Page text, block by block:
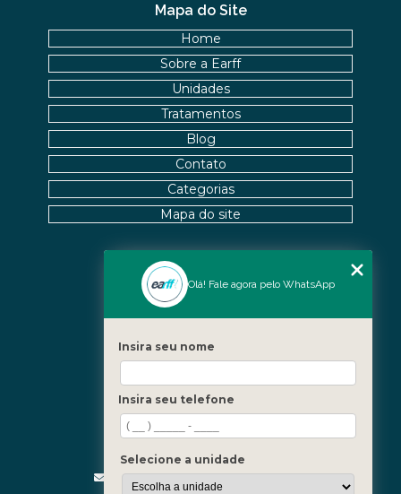
TRATAMENTO PODE MELHORAR SEU EQUILÍBRIO E
TRATAMENTO PODE MELHORAR SEU EQUILÍBRIO E
QUALIDADE DE VIDA
SINTOMAS
SOLUÇÃO PARA DORES DE CABEÇA E EQUILÍBRIO
ABORDAGEM EFICAZ PARA O TRATAMENTO
FISIOTERAPIA NA REABILITAÇÃO VESTIBULAR
SEUS BENEFÍCIOS
MELHORA O EQUILÍBRIO E A QUALIDADE DE VIDA
Fale Conosco
(21) 3619-5657
(21) 99390-3850
contato@fisioterapiainvestigativa.com
Nossas Unidades
Barra - Rio de Janeiro
Mapa do Site
Home
Sobre a Earff
Unidades
Tratamentos
Blog
Contato
Categorias
Mapa do site
Olá! Fale agora pelo WhatsApp
Insira seu nome
Insira seu telefone
Selecione a unidade